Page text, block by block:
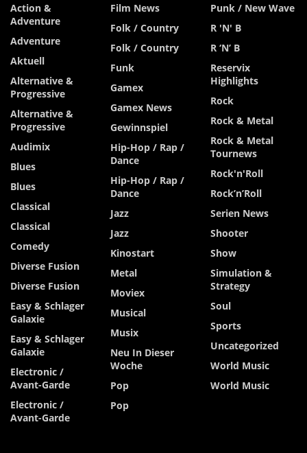
Action &
Adventure
Adventure
Aktuell
Alternative &
Progressive
Alternative &
Progressive
Audimix
Blues
Blues
Classical
Classical
Comedy
Diverse Fusion
Diverse Fusion
Easy & Schlager
Galaxie
Easy & Schlager
Galaxie
Electronic /
Avant-Garde
Electronic /
Avant-Garde
Film News
Folk / Country
Folk / Country
Funk
Gamex
Gamex News
Gewinnspiel
Hip-Hop / Rap /
Dance
Hip-Hop / Rap /
Dance
Jazz
Jazz
Kinostart
Metal
Moviex
Musical
Musix
Neu In Dieser
Woche
Pop
Pop
Punk / New Wave
R 'n' B
R ‘n’ B
Reservix
Highlights
Rock
Rock & Metal
Rock & Metal
Tournews
Rock'n'Roll
Rock’n’Roll
Serien News
Shooter
Show
Simulation &
Strategy
Soul
Sports
Uncategorized
World Music
World Music